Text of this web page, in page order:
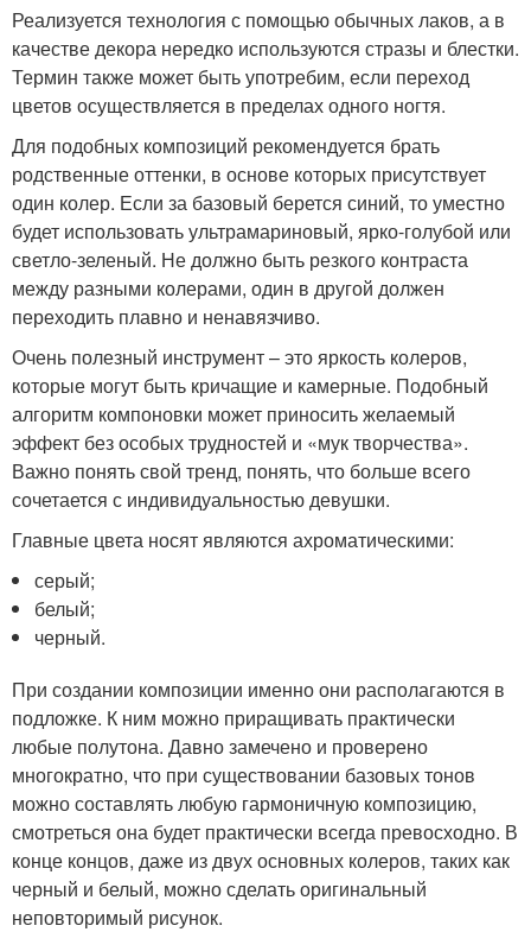
Реализуется технология с помощью обычных лаков, а в
качестве декора нередко используются стразы и блестки.
Термин также может быть употребим, если переход
цветов осуществляется в пределах одного ногтя.
Для подобных композиций рекомендуется брать
родственные оттенки, в основе которых присутствует
один колер. Если за базовый берется синий, то уместно
будет использовать ультрамариновый, ярко-голубой или
светло-зеленый. Не должно быть резкого контраста
между разными колерами, один в другой должен
переходить плавно и ненавязчиво.
Очень полезный инструмент – это яркость колеров,
которые могут быть кричащие и камерные. Подобный
алгоритм компоновки может приносить желаемый
эффект без особых трудностей и «мук творчества».
Важно понять свой тренд, понять, что больше всего
сочетается с индивидуальностью девушки.
Главные цвета носят являются ахроматическими:
серый;
белый;
черный.
При создании композиции именно они располагаются в
подложке. К ним можно приращивать практически
любые полутона. Давно замечено и проверено
многократно, что при существовании базовых тонов
можно составлять любую гармоничную композицию,
смотреться она будет практически всегда превосходно. В
конце концов, даже из двух основных колеров, таких как
черный и белый, можно сделать оригинальный
неповторимый рисунок.